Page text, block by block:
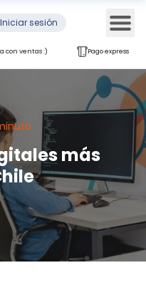
Iniciar sesión
con ventas :) Pago express
más